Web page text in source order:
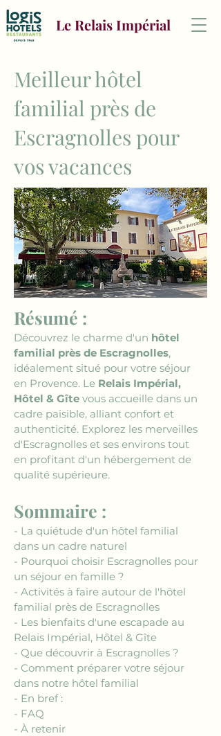
Le Relais Impérial
Meilleur hôtel
familial près de
Escragnolles pour
vos vacances
Résumé :
Découvrez le charme d'un hôtel
familial près de Escragnolles,
idéalement situé pour votre séjour
en Provence. Le Relais Impérial,
Hôtel & Gîte vous accueille dans un
cadre paisible, alliant confort et
authenticité. Explorez les merveilles
d'Escragnolles et ses environs tout
en profitant d'un hébergement de
qualité supérieure.
Sommaire :
- La quiétude d'un hôtel familial
dans un cadre naturel
- Pourquoi choisir Escragnolles pour
un séjour en famille ?
- Activités à faire autour de l'hôtel
familial près de Escragnolles
- Les bienfaits d'une escapade au
Relais Impérial, Hôtel & Gîte
- Que découvrir à Escragnolles ?
- Comment préparer votre séjour
dans notre hôtel familial
- En bref :
- FAQ
- À retenir